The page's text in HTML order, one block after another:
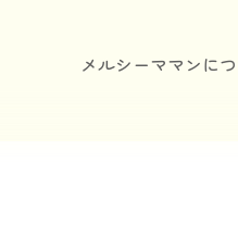
メルシーママンに